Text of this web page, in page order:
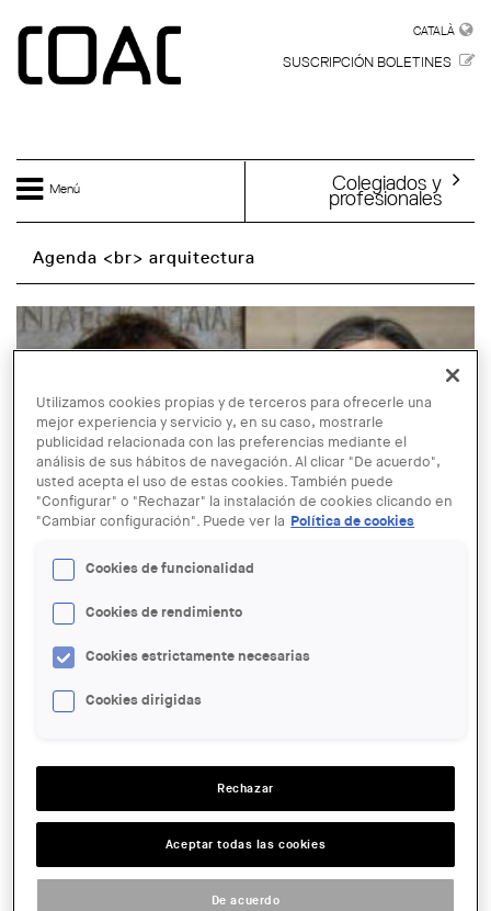
CATALÀ
SUSCRIPCIÓN BOLETINES
Menú Colegiados y
profesionales
Agenda <br> arquitectura
04 MAR
AI: ARTIFICIAL INTELLIGENCE
Maurizio Ferraris and Marta
Peirano. A social revolution
ENTIDAD ORGANIZADORA:
Utilizamos cookies propias y de terceros para ofrecerle una
mejor experiencia y servicio y, en su caso, mostrarle
publicidad relacionada con las preferencias mediante el
análisis de sus hábitos de navegación. Al clicar "De acuerdo",
usted acepta el uso de estas cookies. También puede
"Configurar" o "Rechazar" la instalación de cookies clicando en
"Cambiar configuración". Puede ver la Política de cookies
Cookies de funcionalidad
Cookies de rendimiento
Cookies estrictamente necesarias
Cookies dirigidas
Rechazar
Aceptar todas las cookies
De acuerdo